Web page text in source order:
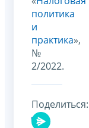
политика
и
практика»,
№
2/2022.
Поделиться: